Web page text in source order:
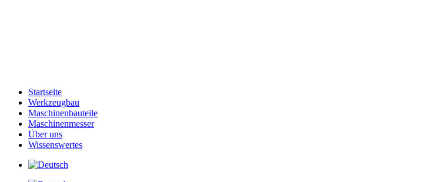
Startseite
Werkzeugbau
Maschinenbauteile
Maschinenmesser
Über uns
Wissenswertes